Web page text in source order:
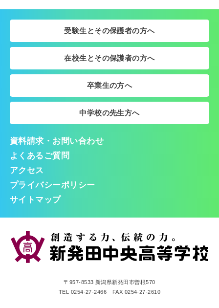
受験生とその保護者の方へ
在校生とその保護者の方へ
卒業生の方へ
中学校の先生方へ
資料請求・お問い合わせ
よくあるご質問
アクセス
プライバシーポリシー
サイトマップ
〒957-8533 新潟県新発田市曽根570
TEL 0254-27-2466 FAX 0254-27-2610